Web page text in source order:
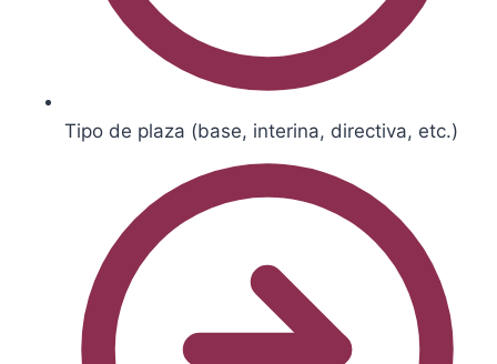
Tipo de plaza (base, interina, directiva, etc.)